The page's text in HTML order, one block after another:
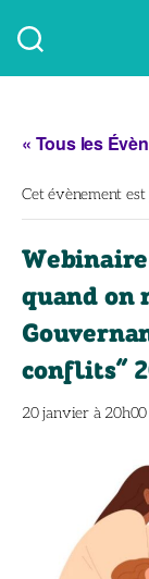
« Tous les
Cet évènement est
quand on
conflits”
20 janvier à 20h00